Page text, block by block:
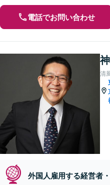
電話でお問い合わせ
清
外国人雇用する経営者